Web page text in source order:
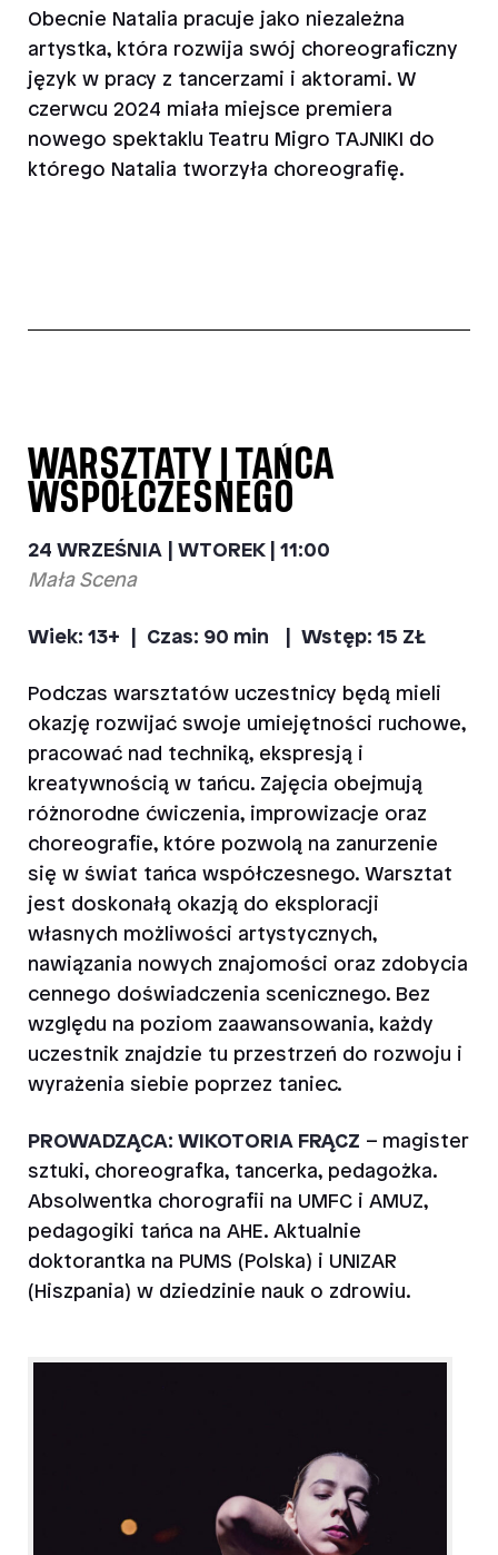
Obecnie Natalia pracuje jako niezależna
artystka, która rozwija swój choreograficzny
język w pracy z tancerzami i aktorami. W
czerwcu 2024 miała miejsce premiera
nowego spektaklu Teatru Migro TAJNIKI do
którego Natalia tworzyła choreografię.
WARSZTATY | TAŃCA
WSPÓŁCZESNEGO
24 WRZEŚNIA | WTOREK | 11:00
Mała Scena
Wiek: 13+ | Czas: 90 min | Wstęp: 15 ZŁ
Podczas warsztatów uczestnicy będą mieli
okazję rozwijać swoje umiejętności ruchowe,
pracować nad techniką, ekspresją i
kreatywnością w tańcu. Zajęcia obejmują
różnorodne ćwiczenia, improwizacje oraz
choreografie, które pozwolą na zanurzenie
się w świat tańca współczesnego. Warsztat
jest doskonałą okazją do eksploracji
własnych możliwości artystycznych,
nawiązania nowych znajomości oraz zdobycia
cennego doświadczenia scenicznego. Bez
względu na poziom zaawansowania, każdy
uczestnik znajdzie tu przestrzeń do rozwoju i
wyrażenia siebie poprzez taniec.
PROWADZĄCA: WIKOTORIA FRĄCZ – magister
sztuki, choreografka, tancerka, pedagożka.
Absolwentka chorografii na UMFC i AMUZ,
pedagogiki tańca na AHE. Aktualnie
doktorantka na PUMS (Polska) i UNIZAR
(Hiszpania) w dziedzinie nauk o zdrowiu.